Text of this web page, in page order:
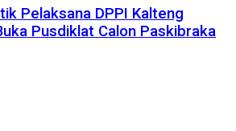
Pelaksana DPPI Kalteng
Pusdiklat Calon Paskibraka